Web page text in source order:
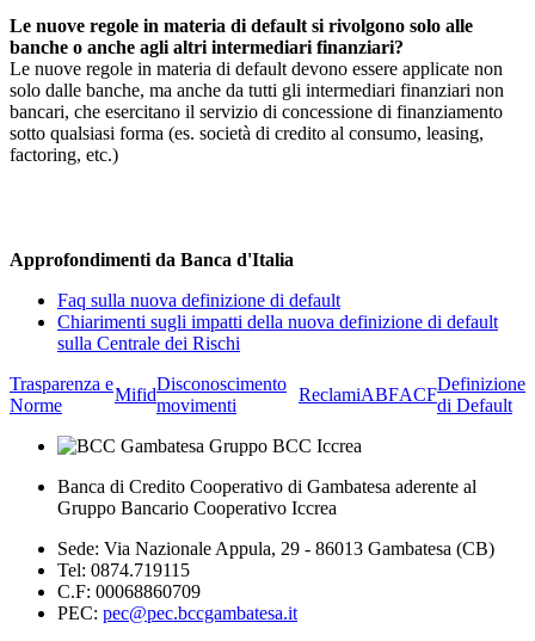
Le nuove regole in materia di default si rivolgono solo alle
banche o anche agli altri intermediari finanziari?
Le nuove regole in materia di default devono essere applicate non
solo dalle banche, ma anche da tutti gli intermediari finanziari non
bancari, che esercitano il servizio di concessione di finanziamento
sotto qualsiasi forma (es. società di credito al consumo, leasing,
factoring, etc.)
Approfondimenti da Banca d'Italia
Faq sulla nuova definizione di default
Chiarimenti sugli impatti della nuova definizione di default
sulla Centrale dei Rischi
Trasparenza e
Norme
Mifid
Disconoscimento
movimenti
ReclamiABFACF
Definizione
di Default
Banca di Credito Cooperativo di Gambatesa aderente al
Gruppo Bancario Cooperativo Iccrea
Sede: Via Nazionale Appula, 29 - 86013 Gambatesa (CB)
Tel: 0874.719115
C.F: 00068860709
PEC: pec@pec.bccgambatesa.it